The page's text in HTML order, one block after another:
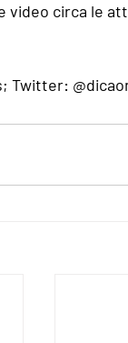
video circa le
Twitter: